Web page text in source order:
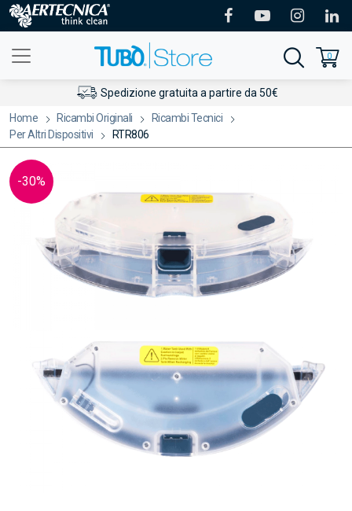
0
Spedizione gratuita a partire da 50€
Home
Ricambi Originali
Ricambi Tecnici
Per Altri Dispositivi
RTR806
-30%